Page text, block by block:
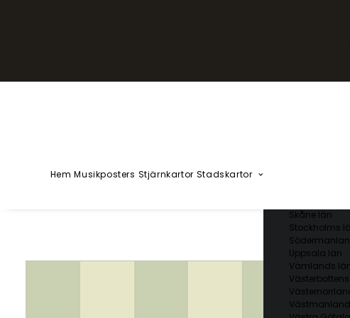
Hem Musikposters Stjärnkartor Stadskartor
Skåne län
Stockholms
Uppsala län
Vämlands